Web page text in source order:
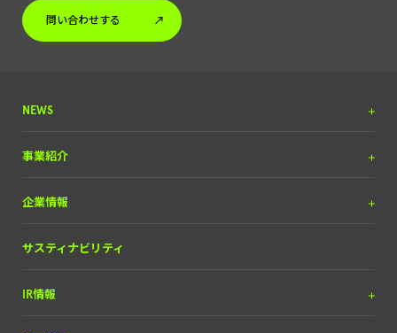
問い合わせする
NEWS
プレスリリース
掲載実績
事業紹介
DX＆マーケティング
メディア＆ソリューション
企業情報
理念と経営方針
会社概要
サスティナビリティ
IR情報